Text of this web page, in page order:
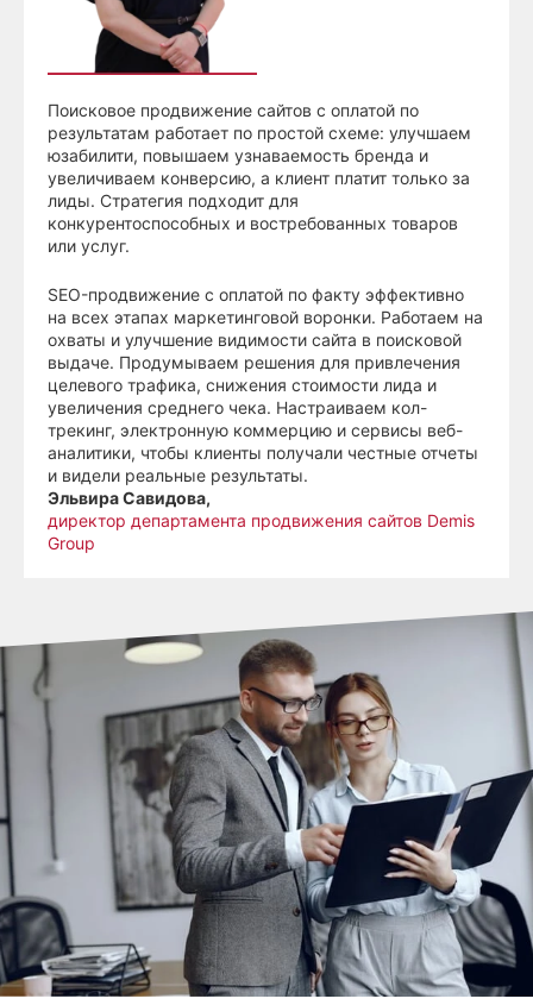
Поисковое продвижение сайтов с оплатой по
результатам работает по простой схеме: улучшаем
юзабилити, повышаем узнаваемость бренда и
увеличиваем конверсию, а клиент платит только за
лиды. Стратегия подходит для
конкурентоспособных и востребованных товаров
или услуг.
SEO-продвижение с оплатой по факту эффективно
на всех этапах маркетинговой воронки. Работаем на
охваты и улучшение видимости сайта в поисковой
выдаче. Продумываем решения для привлечения
целевого трафика, снижения стоимости лида и
увеличения среднего чека. Настраиваем кол-
трекинг, электронную коммерцию и сервисы веб-
аналитики, чтобы клиенты получали честные отчеты
и видели реальные результаты.
Эльвира Савидова,
директор департамента продвижения сайтов Demis
Group